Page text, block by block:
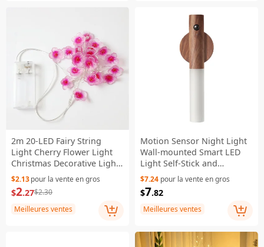
2m 20-LED Fairy String
Light Cherry Flower Light
Christmas Decorative Light
- Pink/2 meters 20 lights
$2.13pour la vente en gros
$2.27$2.30
Meilleures ventes
Motion Sensor Night Light
Wall-mounted Smart LED
Light Self-Stick and
Magnetic Closet Lights Stair
Lights for Hallway
Bathroom Bedroom Kitchen
- Brown
$7.24 pour la vente en gros
$7.82
Meilleures ventes